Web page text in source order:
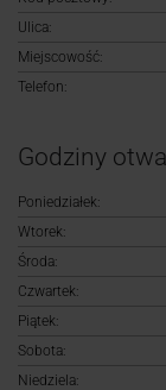
Ulica:
Miejscowość:
Telefon:
Godziny
Poniedziałek:
Wtorek:
Środa:
Czwartek:
Piątek:
Sobota:
Niedziela: